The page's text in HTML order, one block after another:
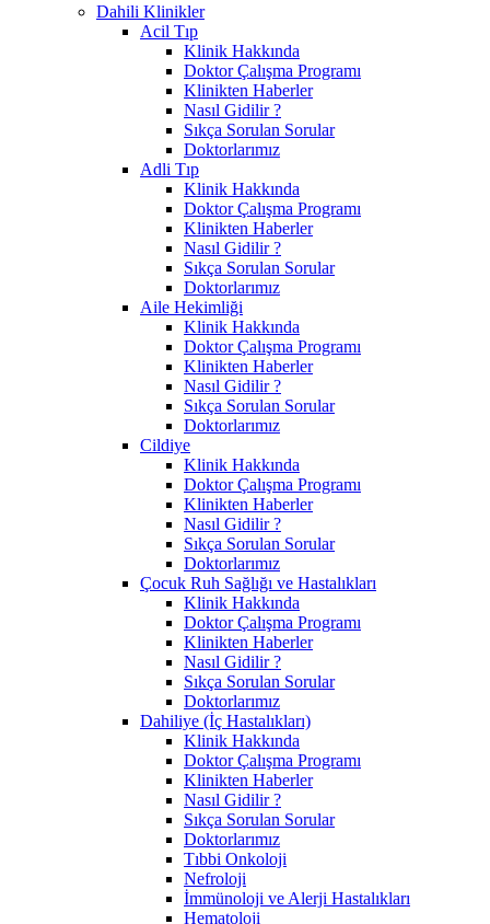
Dahili Klinikler
Acil Tıp
Klinik Hakkında
Doktor Çalışma Programı
Klinikten Haberler
Nasıl Gidilir ?
Sıkça Sorulan Sorular
Doktorlarımız
Adli Tıp
Klinik Hakkında
Doktor Çalışma Programı
Klinikten Haberler
Nasıl Gidilir ?
Sıkça Sorulan Sorular
Doktorlarımız
Aile Hekimliği
Klinik Hakkında
Doktor Çalışma Programı
Klinikten Haberler
Nasıl Gidilir ?
Sıkça Sorulan Sorular
Doktorlarımız
Cildiye
Klinik Hakkında
Doktor Çalışma Programı
Klinikten Haberler
Nasıl Gidilir ?
Sıkça Sorulan Sorular
Doktorlarımız
Çocuk Ruh Sağlığı ve Hastalıkları
Klinik Hakkında
Doktor Çalışma Programı
Klinikten Haberler
Nasıl Gidilir ?
Sıkça Sorulan Sorular
Doktorlarımız
Dahiliye (İç Hastalıkları)
Klinik Hakkında
Doktor Çalışma Programı
Klinikten Haberler
Nasıl Gidilir ?
Sıkça Sorulan Sorular
Doktorlarımız
Tıbbi Onkoloji
Nefroloji
İmmünoloji ve Alerji Hastalıkları
Hematoloji